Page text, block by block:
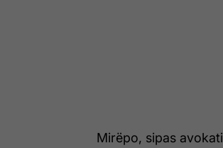
Mirëpo, sipas